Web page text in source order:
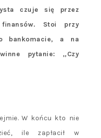
czuje się przez
Stoi przy
bankomacie, a na
pytanie: „Czy
W końcu kto nie
ile zapłacił w